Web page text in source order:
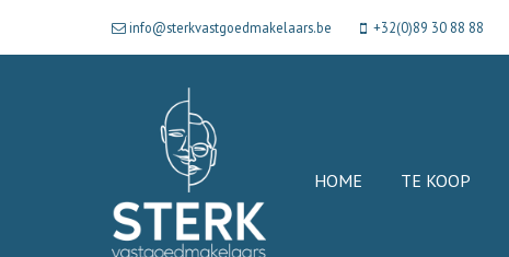
info@sterkvastgoedmakelaars.be +32(0)89 30 88 88
HOME TE KOOP